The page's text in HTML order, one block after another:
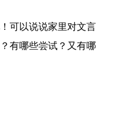
可以说说家里对文言
有哪些尝试？又有哪